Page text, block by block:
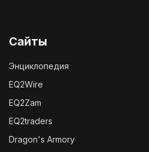
Сайты
Энциклопедия
EQ2Wire
EQ2Zam
EQ2traders
Dragon's Armory